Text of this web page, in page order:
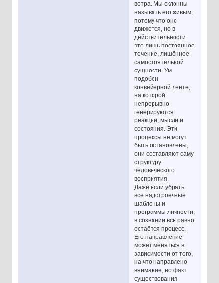
ветра. Мы склонны
называть его живым,
потому что оно
движется, но в
действительности
это лишь постоянное
течение, лишённое
самостоятельной
сущности. Ум
подобен
конвейерной ленте,
на которой
непрерывно
генерируются
реакции, мысли и
состояния. Эти
процессы не могут
быть остановлены,
они составляют саму
структуру
человеческого
восприятия.
Даже если убрать
все надстроечные
шаблоны и
программы личности,
в сознании всё равно
остаётся процесс.
Его направление
может меняться в
зависимости от того,
на что направлено
внимание, но факт
существования